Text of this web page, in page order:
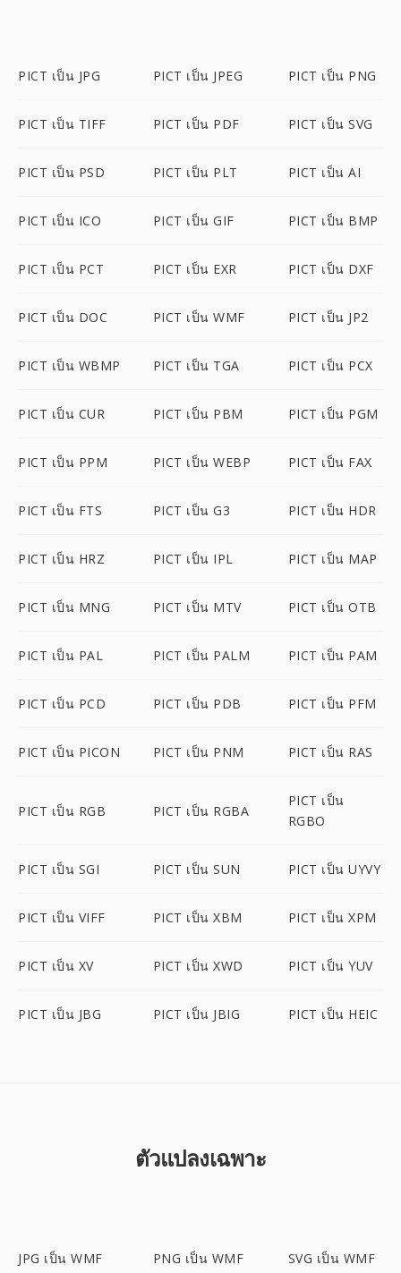
PICT เป็น JPG PICT เป็น JPEG PICT เป็น PNG
PICT เป็น TIFF PICT เป็น PDF PICT เป็น SVG
PICT เป็น PSD PICT เป็น PLT PICT เป็น AI
PICT เป็น ICO PICT เป็น GIF PICT เป็น BMP
PICT เป็น PCT PICT เป็น EXR PICT เป็น DXF
PICT เป็น DOC PICT เป็น WMF PICT เป็น JP2
PICT เป็น WBMP PICT เป็น TGA PICT เป็น PCX
PICT เป็น CUR PICT เป็น PBM PICT เป็น PGM
PICT เป็น PPM PICT เป็น WEBP PICT เป็น FAX
PICT เป็น FTS PICT เป็น G3 PICT เป็น HDR
PICT เป็น HRZ PICT เป็น IPL PICT เป็น MAP
PICT เป็น MNG PICT เป็น MTV PICT เป็น OTB
PICT เป็น PAL PICT เป็น PALM PICT เป็น PAM
PICT เป็น PCD PICT เป็น PDB PICT เป็น PFM
PICT เป็น PICON PICT เป็น PNM PICT เป็น RAS
PICT เป็น RGB PICT เป็น RGBA
PICT เป็น
RGBO
PICT เป็น SGI PICT เป็น SUN PICT เป็น UYVY
PICT เป็น VIFF PICT เป็น XBM PICT เป็น XPM
PICT เป็น XV PICT เป็น XWD PICT เป็น YUV
PICT เป็น JBG PICT เป็น JBIG PICT เป็น HEIC
ตัวแปลงเฉพาะ
JPG เป็น WMF PNG เป็น WMF SVG เป็น WMF